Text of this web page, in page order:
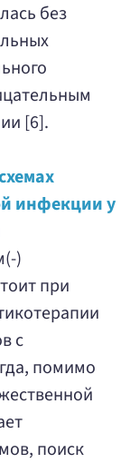
без
[6].
инфекции у
)
при
с
помимо
поиск